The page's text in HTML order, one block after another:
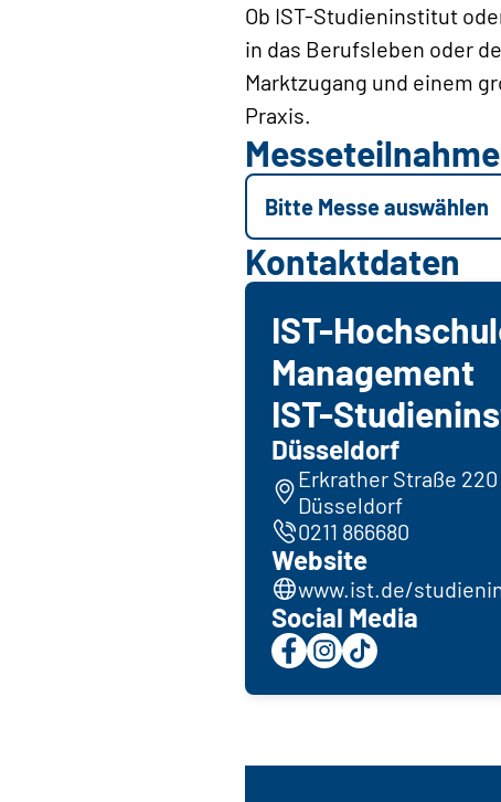
Ob IST-Studieninstitut
in das Berufsleben oder
Marktzugang und einem
Praxis.
Bitte Messe auswählen
Kontaktdaten
IST-
Management
IST-
Düsseldorf
Erkrather Straße 220
Düsseldorf
0211 866680
Website
www.ist.de/
Social Media